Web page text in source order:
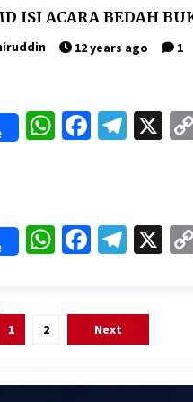
ISI ACARA BEDAH
12 years ago 1
WhatsApp
X
WhatsApp
X
1 2 Next